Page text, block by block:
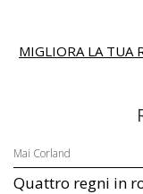
MIGLIORA LA TUA
Mai Corland
Quattro regni in